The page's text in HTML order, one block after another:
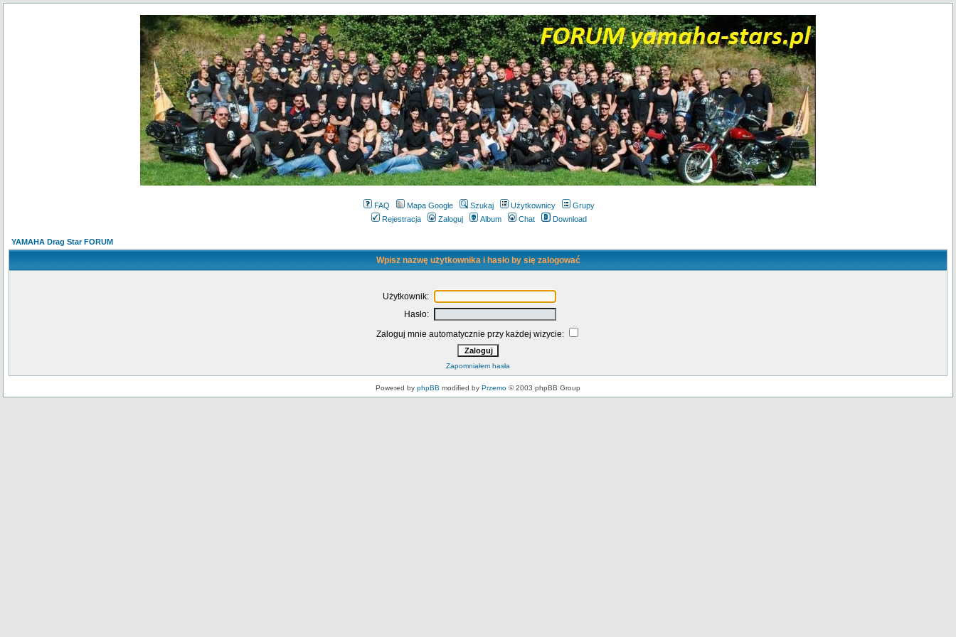
FAQ Mapa Google Szukaj Użytkownicy
Grupy
Rejestracja
Zaloguj Album Chat Download
YAMAHA Drag Star FORUM
Wpisz nazwę użytkownika i hasło by się zalogować
Użytkownik:
Hasło:
Zaloguj mnie automatycznie przy każdej wizycie:
Zapomniałem hasła
Powered by phpBB modified by Przemo © 2003 phpBB Group